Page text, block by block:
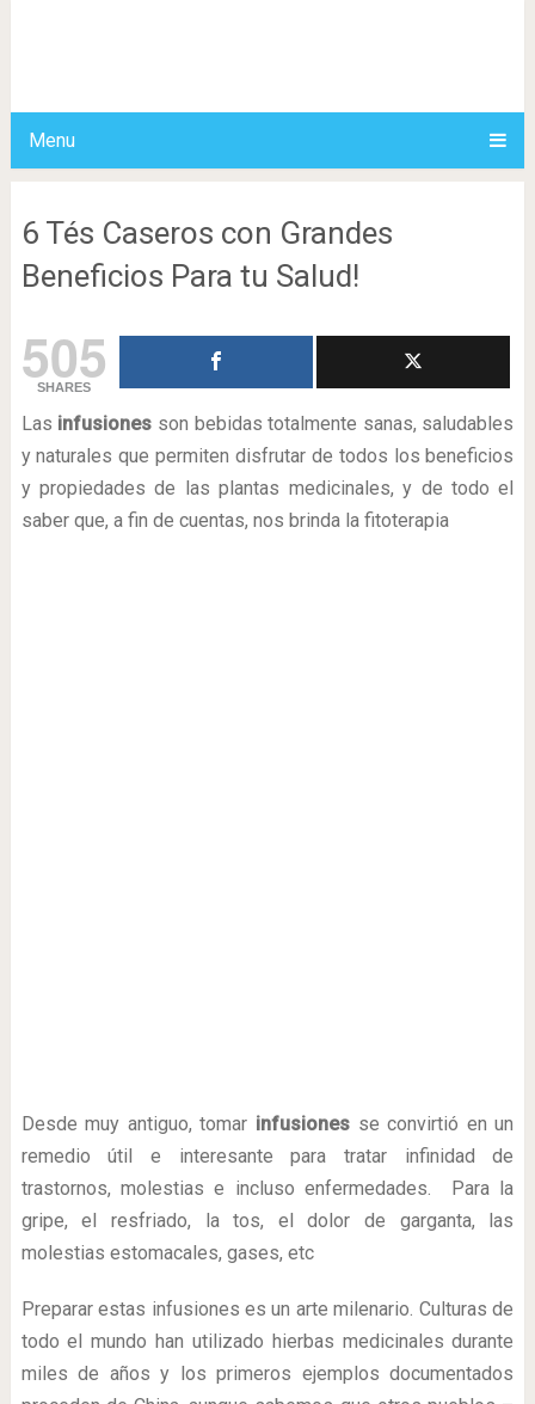
Menu
6 Tés Caseros con Grandes
Beneficios Para tu Salud!
505
SHARES
Las infusiones son bebidas totalmente sanas, saludables
y naturales que permiten disfrutar de todos los beneficios
y propiedades de las plantas medicinales, y de todo el
saber que, a fin de cuentas, nos brinda la fitoterapia
Desde muy antiguo, tomar infusiones se convirtió en un
remedio útil e interesante para tratar infinidad de
trastornos, molestias e incluso enfermedades. Para la
gripe, el resfriado, la tos, el dolor de garganta, las
molestias estomacales, gases, etc
Preparar estas infusiones es un arte milenario. Culturas de
todo el mundo han utilizado hierbas medicinales durante
miles de años y los primeros ejemplos documentados